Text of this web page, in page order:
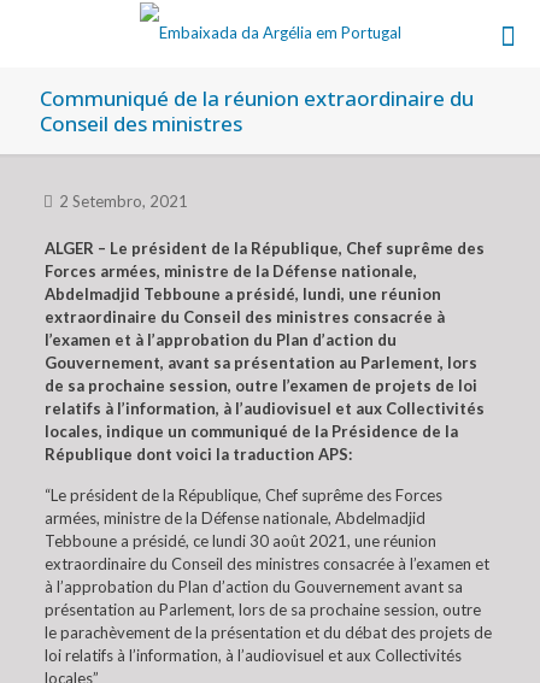
Communiqué de la réunion extraordinaire du
Conseil des ministres
2 Setembro, 2021
ALGER – Le président de la République, Chef suprême des
Forces armées, ministre de la Défense nationale,
Abdelmadjid Tebboune a présidé, lundi, une réunion
extraordinaire du Conseil des ministres consacrée à
l’examen et à l’approbation du Plan d’action du
Gouvernement, avant sa présentation au Parlement, lors
de sa prochaine session, outre l’examen de projets de loi
relatifs à l’information, à l’audiovisuel et aux Collectivités
locales, indique un communiqué de la Présidence de la
République dont voici la traduction APS:
“Le président de la République, Chef suprême des Forces
armées, ministre de la Défense nationale, Abdelmadjid
Tebboune a présidé, ce lundi 30 août 2021, une réunion
extraordinaire du Conseil des ministres consacrée à l’examen et
à l’approbation du Plan d’action du Gouvernement avant sa
présentation au Parlement, lors de sa prochaine session, outre
le parachèvement de la présentation et du débat des projets de
loi relatifs à l’information, à l’audiovisuel et aux Collectivités
locales”